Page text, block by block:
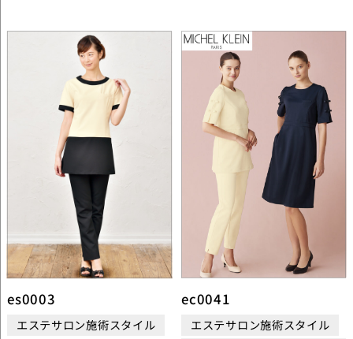
es0003
エステサロン施術スタイル
ec0041
エステサロン施術スタイル